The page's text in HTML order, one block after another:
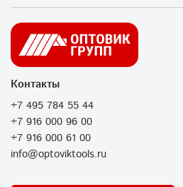
Контакты
+7 495 784 55 44
+7 916 000 96 00
+7 916 000 61 00
info@optoviktools.ru